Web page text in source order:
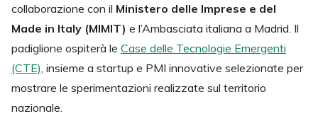
collaborazione con il Ministero delle Imprese e del
Made in Italy (MIMIT) e l’Ambasciata italiana a Madrid. Il
padiglione ospiterà le Case delle Tecnologie Emergenti
(CTE) , insieme a startup e PMI innovative selezionate per
mostrare le sperimentazioni realizzate sul territorio
nazionale.